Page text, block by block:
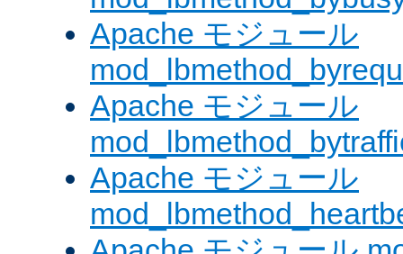
Apache モジュール
Apache モジュール
Apache モジュール